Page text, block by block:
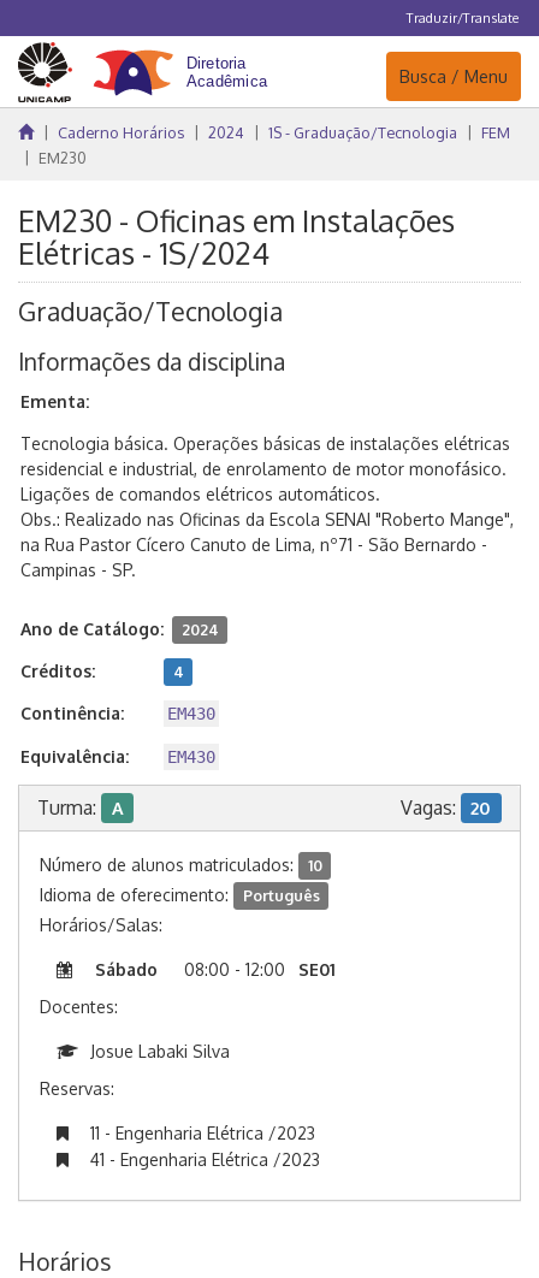
Traduzir/Translate
Navegação
Busca / Menu
Caderno Horários 2024 1S - Graduação/Tecnologia
FEM
EM230
EM230 - Oficinas em Instalações
Elétricas - 1S/2024
Graduação/Tecnologia
Informações da disciplina
Ementa:
Tecnologia básica. Operações básicas de instalações elétricas
residencial e industrial, de enrolamento de motor monofásico.
Ligações de comandos elétricos automáticos.
Obs.: Realizado nas Oficinas da Escola SENAI "Roberto Mange",
na Rua Pastor Cícero Canuto de Lima, nº71 - São Bernardo -
Campinas - SP.
Ano de Catálogo: 2024
Créditos: 4
Continência: EM430
Equivalência: EM430
Turma: A Vagas: 20
Número de alunos matriculados: 10
Idioma de oferecimento: Português
Horários/Salas:
Sábado 08:00 - 12:00
SE01
Docentes:
Josue Labaki Silva
Reservas:
11 - Engenharia Elétrica /2023
41 - Engenharia Elétrica /2023
Horários